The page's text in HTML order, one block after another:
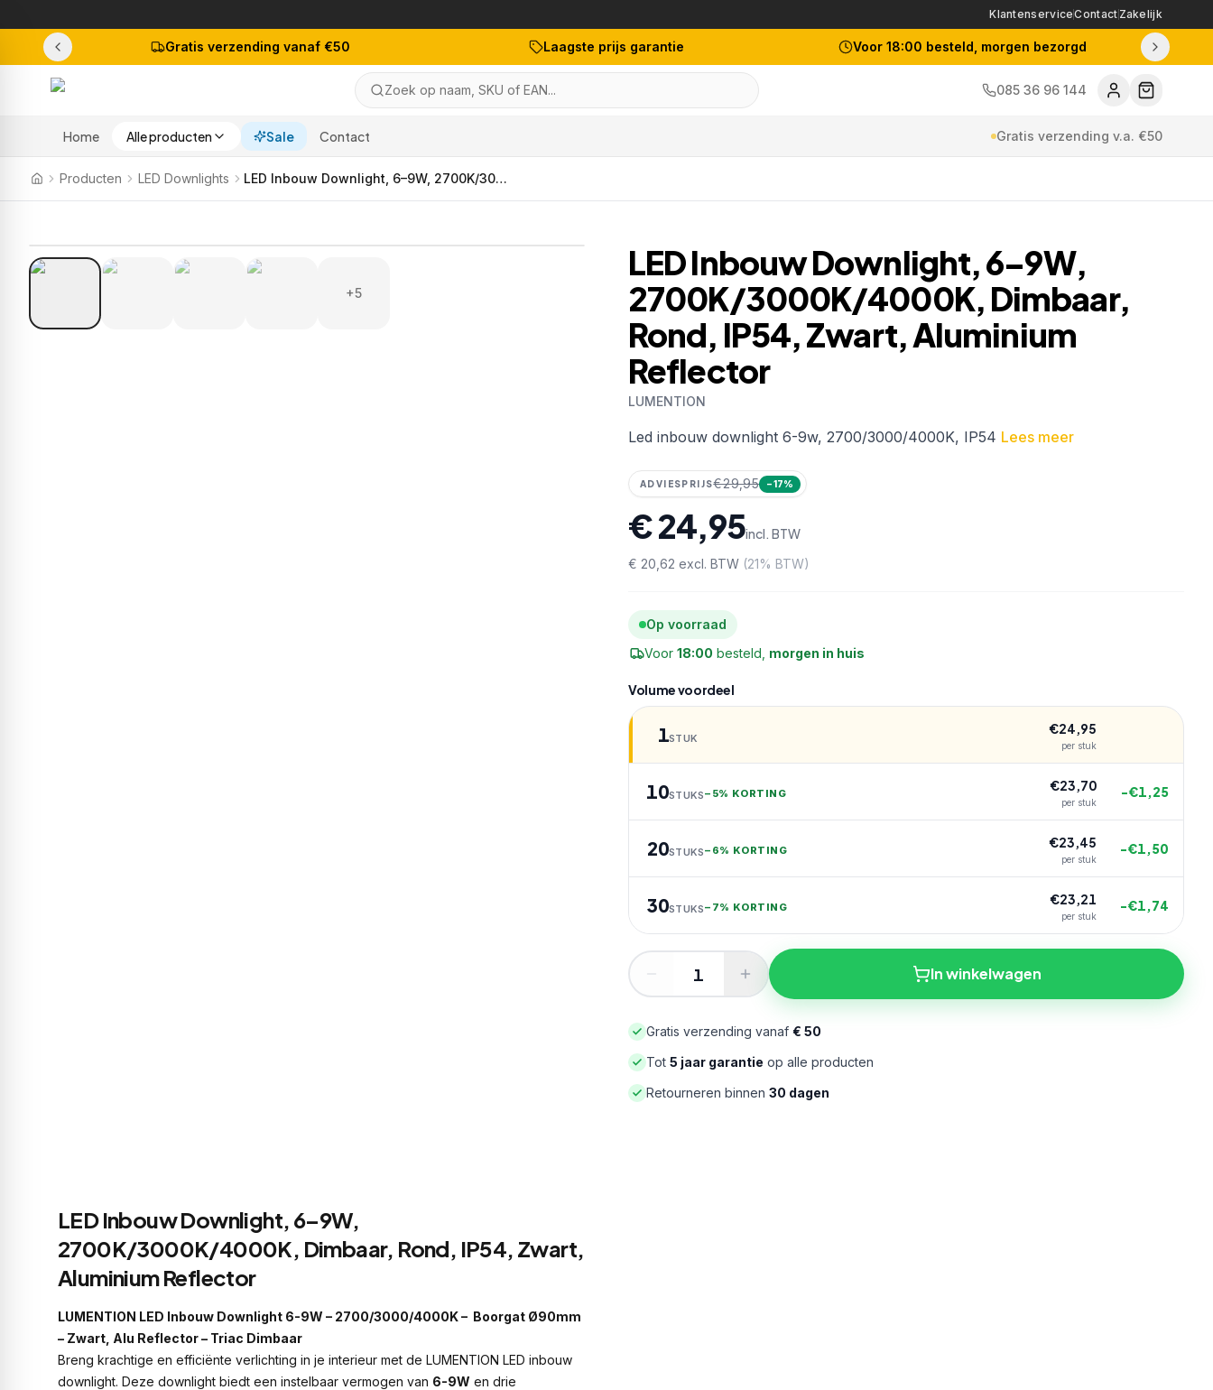
KlantenserviceContact Zakelijk
Gratis verzending vanaf €50 Laagste prijs garantie Voor 18:00 besteld, morgen bezorgd
Zoek op naam, SKU of EAN... 085 36 96 144
Home Alle producten Sale Contact Gratis verzending v.a. €50
Producten LED Downlights LED Inbouw Downlight, 6–9W, 2700K/3000K/4000K, Dimbaar, Rond, IP54, Zwart, Aluminium Reflector
+5
LED Inbouw Downlight, 6–9W,
2700K/3000K/4000K, Dimbaar,
Rond, IP54, Zwart, Aluminium
Reflector
LUMENTION
Led inbouw downlight 6-9w, 2700/3000/4000K, IP54 Lees meer
ADVIESPRIJS€29,95 −17%
€ 24,95incl. BTW
€ 20,62 excl. BTW (21% BTW)
Op voorraad
Voor 18:00 besteld, morgen in huis
Volume voordeel
1STUK
€24,95
per stuk
10STUKS− 5% KORTING €23,70
per stuk
−€1,25
20STUKS− 6% KORTING €23,45
per stuk
−€1,50
30STUKS− 7% KORTING €23,21
per stuk
−€1,74
In winkelwagen
Gratis verzending vanaf € 50
Tot 5 jaar garantie op alle producten
Retourneren binnen 30 dagen
LED Inbouw Downlight, 6–9W,
2700K/3000K/4000K, Dimbaar, Rond, IP54, Zwart,
Aluminium Reflector
LUMENTION LED Inbouw Downlight 6-9W – 2700/3000/4000K – Boorgat Ø90mm
– Zwart, Alu Reflector – Triac Dimbaar
Breng krachtige en efficiënte verlichting in je interieur met de LUMENTION LED inbouw
downlight. Deze downlight biedt een instelbaar vermogen van 6-9W en drie